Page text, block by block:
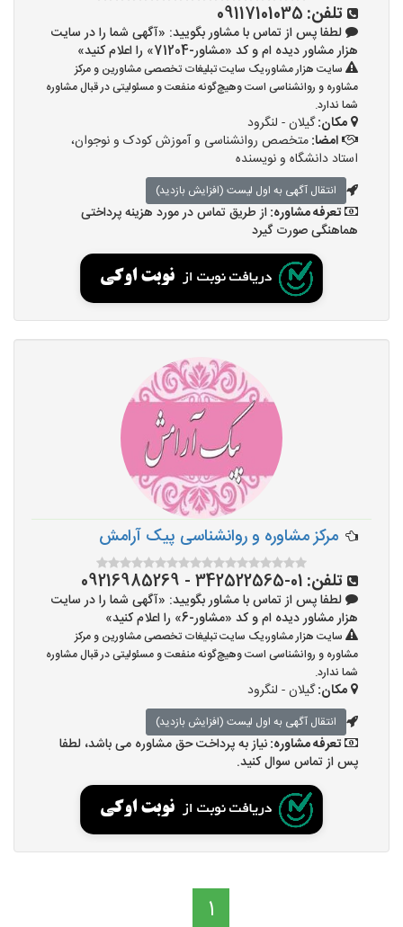
تلفن: 09117101035
لطفا پس از تماس با مشاور بگویید: «آگهی شما را در سایت
هزار مشاور دیده ام و کد «مشاور-71204» را اعلام کنید»
سایت هزار مشاور،یک سایت تبلیغات تخصصی مشاورین و مرکز
مشاوره و روانشناسی است وهیچ‌گونه منفعت و مسئولیتی در قبال مشاوره
شما ندارد.
مکان:گیلان - لنگرود
امضا:متخصص روانشناسی و آموزش کودک و نوجوان،
استاد دانشگاه و نویسنده
انتقال آگهی به اول لیست (افزایش بازدید)
تعرفه مشاوره:از طریق تماس در مورد هزینه پرداختی
هماهنگی صورت گیرد
مرکز مشاوره و روانشناسی پیک آرامش
تلفن: 01-342522565 - 09216985269
لطفا پس از تماس با مشاور بگویید: «آگهی شما را در سایت
هزار مشاور دیده ام و کد «مشاور-6» را اعلام کنید»
سایت هزار مشاور،یک سایت تبلیغات تخصصی مشاورین و مرکز
مشاوره و روانشناسی است وهیچ‌گونه منفعت و مسئولیتی در قبال مشاوره
شما ندارد.
مکان:گیلان - لنگرود
انتقال آگهی به اول لیست (افزایش بازدید)
تعرفه مشاوره:نیاز به پرداخت حق مشاوره می باشد، لطفا
پس از تماس سوال کنید.
1